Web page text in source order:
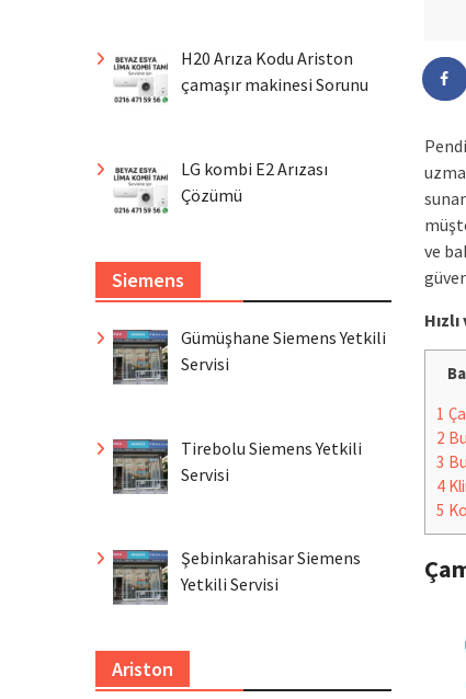
ve
1
2
3
4
5
H20 Arıza Kodu Ariston
çamaşır makinesi Sorunu
LG kombi E2 Arızası
Çözümü
Siemens
Gümüşhane Siemens Yetkili
Servisi
Tirebolu Siemens Yetkili
Servisi
Şebinkarahisar Siemens
Yetkili Servisi
Ariston